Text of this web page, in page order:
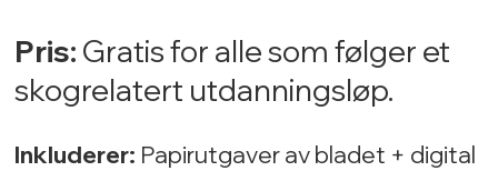
Pris: Gratis for alle som følger et
skogrelatert utdanningsløp.
Inkluderer: Papirutgaver av bladet + digital